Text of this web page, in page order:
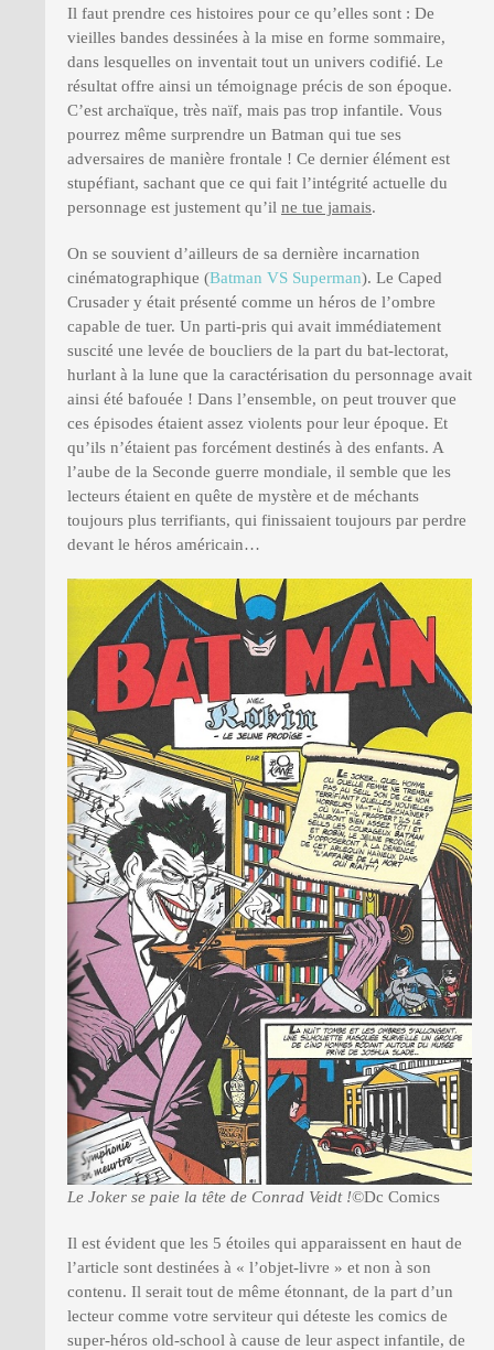
Il faut prendre ces histoires pour ce qu’elles sont : De
vieilles bandes dessinées à la mise en forme sommaire,
dans lesquelles on inventait tout un univers codifié. Le
résultat offre ainsi un témoignage précis de son époque.
C’est archaïque, très naïf, mais pas trop infantile. Vous
pourrez même surprendre un Batman qui tue ses
adversaires de manière frontale ! Ce dernier élément est
stupéfiant, sachant que ce qui fait l’intégrité actuelle du
personnage est justement qu’il ne tue jamais.
On se souvient d’ailleurs de sa dernière incarnation
cinématographique (Batman VS Superman). Le Caped
Crusader y était présenté comme un héros de l’ombre
capable de tuer. Un parti-pris qui avait immédiatement
suscité une levée de boucliers de la part du bat-lectorat,
hurlant à la lune que la caractérisation du personnage avait
ainsi été bafouée ! Dans l’ensemble, on peut trouver que
ces épisodes étaient assez violents pour leur époque. Et
qu’ils n’étaient pas forcément destinés à des enfants. A
l’aube de la Seconde guerre mondiale, il semble que les
lecteurs étaient en quête de mystère et de méchants
toujours plus terrifiants, qui finissaient toujours par perdre
devant le héros américain…
Le Joker se paie la tête de Conrad Veidt !©Dc Comics
Il est évident que les 5 étoiles qui apparaissent en haut de
l’article sont destinées à « l’objet-livre » et non à son
contenu. Il serait tout de même étonnant, de la part d’un
lecteur comme votre serviteur qui déteste les comics de
super-héros old-school à cause de leur aspect infantile, de